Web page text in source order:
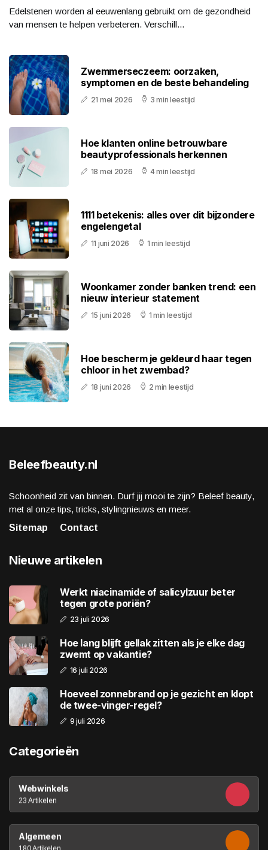
Edelstenen worden al eeuwenlang gebruikt om de gezondheid
van mensen te helpen verbeteren. Verschill...
Zwemmerseczeem: oorzaken,
symptomen en de beste behandeling
21 mei 2026 3 min leestijd
Hoe klanten online betrouwbare
beautyprofessionals herkennen
18 mei 2026 4 min leestijd
1111 betekenis: alles over dit bijzondere
engelengetal
11 juni 2026 1 min leestijd
Woonkamer zonder banken trend: een
nieuw interieur statement
15 juni 2026 1 min leestijd
Hoe bescherm je gekleurd haar tegen
chloor in het zwembad?
18 juni 2026 2 min leestijd
Beleefbeauty.nl
Schoonheid zit van binnen. Durf jij mooi te zijn? Beleef beauty,
met al onze tips, tricks, stylingnieuws en meer.
Sitemap
Contact
Nieuwe artikelen
Werkt niacinamide of salicylzuur beter
tegen grote poriën?
23 juli 2026
Hoe lang blijft gellak zitten als je elke dag
zwemt op vakantie?
16 juli 2026
Hoeveel zonnebrand op je gezicht en klopt
de twee-vinger-regel?
9 juli 2026
Categorieën
Webwinkels
23 Artikelen
Algemeen